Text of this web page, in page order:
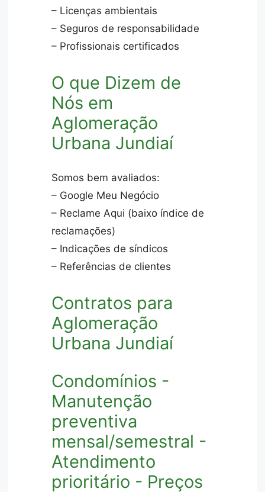
– Licenças ambientais
– Seguros de responsabilidade
– Profissionais certificados
O que Dizem de
Nós em
Aglomeração
Urbana Jundiaí
Somos bem avaliados:
– Google Meu Negócio
– Reclame Aqui (baixo índice de
reclamações)
– Indicações de síndicos
– Referências de clientes
Contratos para
Aglomeração
Urbana Jundiaí
Condomínios -
Manutenção
preventiva
mensal/semestral -
Atendimento
prioritário - Preços